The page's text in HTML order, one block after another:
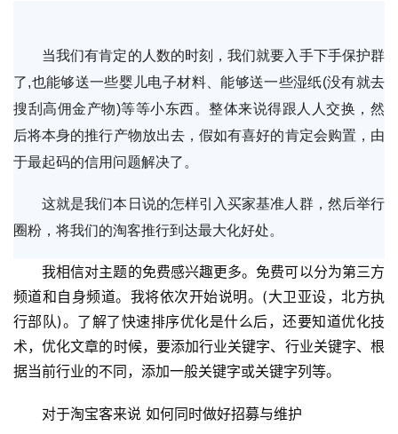
当我们有肯定的人数的时刻，我们就要入手下手保护群
了,也能够送一些婴儿电子材料、能够送一些湿纸(没有就去
搜刮高佣金产物)等等小东西。整体来说得跟人人交换，然
后将本身的推行产物放出去，假如有喜好的肯定会购置，由
于最起码的信用问题解决了。
这就是我们本日说的怎样引入买家基准人群，然后举行
圈粉，将我们的淘客推行到达最大化好处。
我相信对主题的免费感兴趣更多。免费可以分为第三方
频道和自身频道。我将依次开始说明。(大卫亚设，北方执
行部队)。了解了快速排序优化是什么后，还要知道优化技
术，优化文章的时候，要添加行业关键字、行业关键字、根
据当前行业的不同，添加一般关键字或关键字列等。
对于淘宝客来说 如何同时做好招募与维护